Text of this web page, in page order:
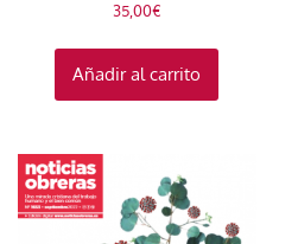
35,00€
Añadir al carrito